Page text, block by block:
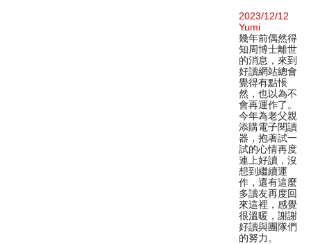
2023/12/12
Yumi
幾年前偶然得
知周博士離世
的消息，來到
好讀網站總會
覺得有點悵
然，也以為不
會再運作了。
今年為老父親
添購電子閱讀
器，抱著試一
試的心情再度
連上好讀，沒
想到繼續運
作，還有這麼
多讀友再度回
來這裡，感覺
很溫暖，謝謝
好讀與團隊們
的努力。